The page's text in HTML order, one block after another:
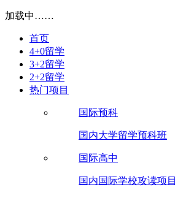
加载中……
首页
4+0留学
3+2留学
2+2留学
热门项目
国际预科
国内大学留学预科班
国际高中
国内国际学校攻读项目